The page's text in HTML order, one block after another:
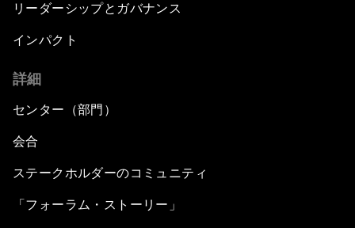
リーダーシップとガバナンス
インパクト
詳細
センター（部門）
会合
ステークホルダーのコミュニティ
「フォーラム・ストーリー」